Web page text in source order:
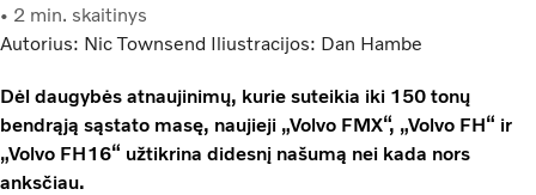
Apie mus
2 min. skaitinys
Autorius: Nic Townsend Iliustracijos: Dan Hambe
Dėl daugybės atnaujinimų, kurie suteikia iki 150 tonų
bendrąją sąstato masę, naujieji „Volvo FMX“, „Volvo FH“ ir
„Volvo FH16“ užtikrina didesnį našumą nei kada nors
anksčiau.